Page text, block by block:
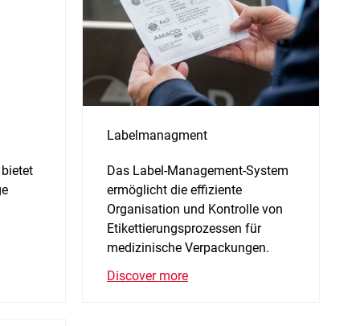
Labelmanagment
Das Label-Management-System
ermöglicht die effiziente
Organisation und Kontrolle von
Etikettierungsprozessen für
medizinische Verpackungen.
Discover more